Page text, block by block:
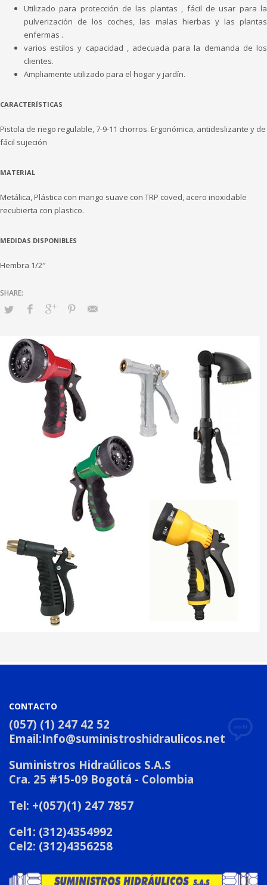
Utilizado para protección de las plantas , fácil de usar para la
pulverización de los coches, las malas hierbas y las plantas
enfermas .
varios estilos y capacidad , adecuada para la demanda de los
clientes.
Ampliamente utilizado para el hogar y jardín.
CARACTERÍSTICAS
Pistola de riego regulable, 7-9-11 chorros. Ergonómica, antideslizante y de
fácil sujeción
MATERIAL
Metálica, Plástica con mango suave con TRP coved, acero inoxidable
recubierta con plastico.
MEDIDAS DISPONIBLES
Hembra 1/2″
CONTACTO
(057) (1) 247 42 52
Email:Info@suministroshidraulicos.net
Suministros Hidraúlicos S.A.S
Cra. 25 #15-09 Bogotá - Colombia
Tel: +(057)(1) 247 7857
Cel1: (312)4354992
Cel2: (312)4356258